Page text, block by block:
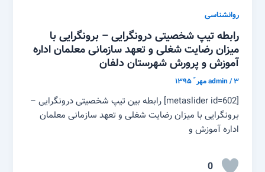
روانشناسی
رابطه تیپ شخصیتی درونگرایی – برونگرایی با
میزان رضایت شغلی و تعهد سازمانی معلمان اداره
آموزش و پرورش شهرستان دلفان
admin/۳ مهر ّ ۱۳۹۵
[metaslider id=602] رابطه بین تیپ شخصیتی درونگرایی –
برونگرایی با میزان رضایت شغلی و تعهد سازمانی معلمان
اداره آموزش و
0